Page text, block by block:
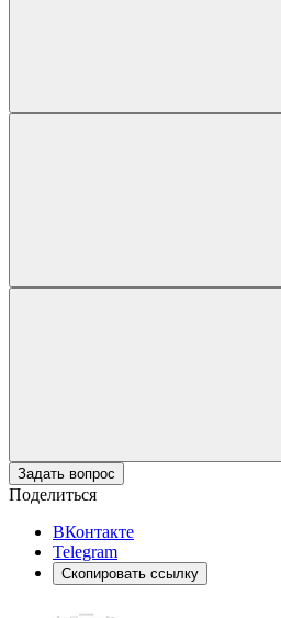
Задать вопрос
Поделиться
ВКонтакте
Telegram
Скопировать ссылку